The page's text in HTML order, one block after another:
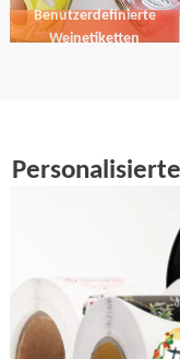
Benutzerdefinierte
Weinetiketten